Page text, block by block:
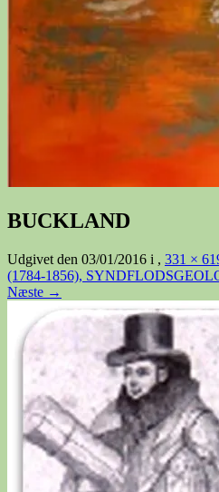
BUCKLAND
Udgivet den 03/01/2016 i , 331 ×
(1784-1856),
Næste →